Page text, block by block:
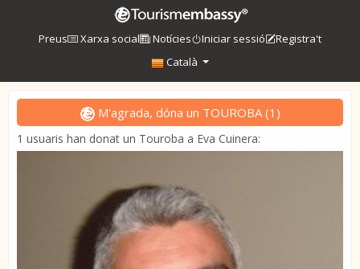
Preus Xarxa social Notícies Iniciar sessió
Registra't
Català
M'agrada, dóna un TOUROBA(1 )
1 usuaris han donat un Touroba a Eva Cuinera: